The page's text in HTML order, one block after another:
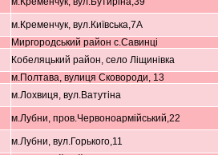
м.Кременчук, вул.Київська,7А
Миргородський район с.Савинці
Кобеляцький район, село Ліщинівка
м.Полтава, вулиця Сковороди, 13
м.Лохвиця, вул.Ватутіна
м.Лубни, пров.Червоноармійський,22
м.Лубни, вул.Горького,11